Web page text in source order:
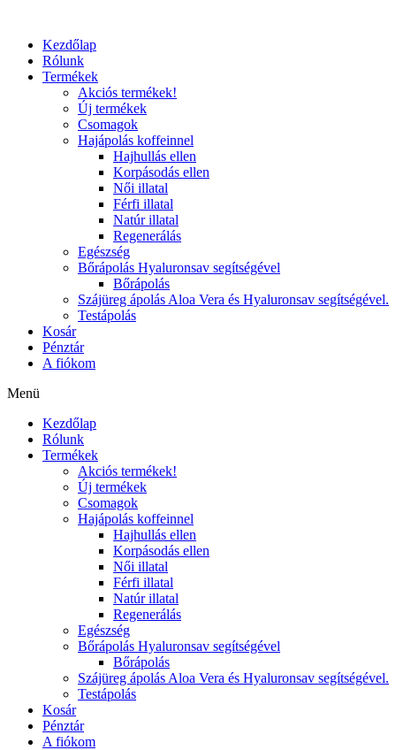
Kezdőlap
Rólunk
Termékek
Akciós termékek!
Új termékek
Csomagok
Hajápolás koffeinnel
Hajhullás ellen
Korpásodás ellen
Női illatal
Férfi illatal
Natúr illatal
Regenerálás
Egészség
Bőrápolás Hyaluronsav segítségével
Bőrápolás
Szájüreg ápolás Aloa Vera és Hyaluronsav segítségével.
Testápolás
Kosár
Pénztár
A fiókom
Menü
Kezdőlap
Rólunk
Termékek
Akciós termékek!
Új termékek
Csomagok
Hajápolás koffeinnel
Hajhullás ellen
Korpásodás ellen
Női illatal
Férfi illatal
Natúr illatal
Regenerálás
Egészség
Bőrápolás Hyaluronsav segítségével
Bőrápolás
Szájüreg ápolás Aloa Vera és Hyaluronsav segítségével.
Testápolás
Kosár
Pénztár
A fiókom